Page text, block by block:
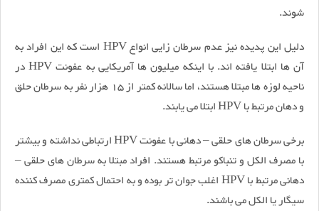
شوند.
دلیل این پدیده نیز عدم سرطان زایی انواع HPV است که این افراد به
آن ها ابتلا یافته اند. با اینکه میلیون ها آمریکایی به عفونت HPV در
ناحیه لوزه ها مبتلا هستند، اما سالانه کمتر از 15 هزار نفر به سرطان حلق
و دهان مرتبط با HPV ابتلا می یابند.
برخی سرطان های حلقی – دهانی با عفونت HPV ارتباطی نداشته و بیشتر
با مصرف الکل و تنباکو مرتبط هستند. افراد مبتلا به سرطان های حلقی –
دهانی مرتبط با HPV اغلب جوان تر بوده و به احتمال کمتری مصرف کننده
سیگار یا الکل می باشند.